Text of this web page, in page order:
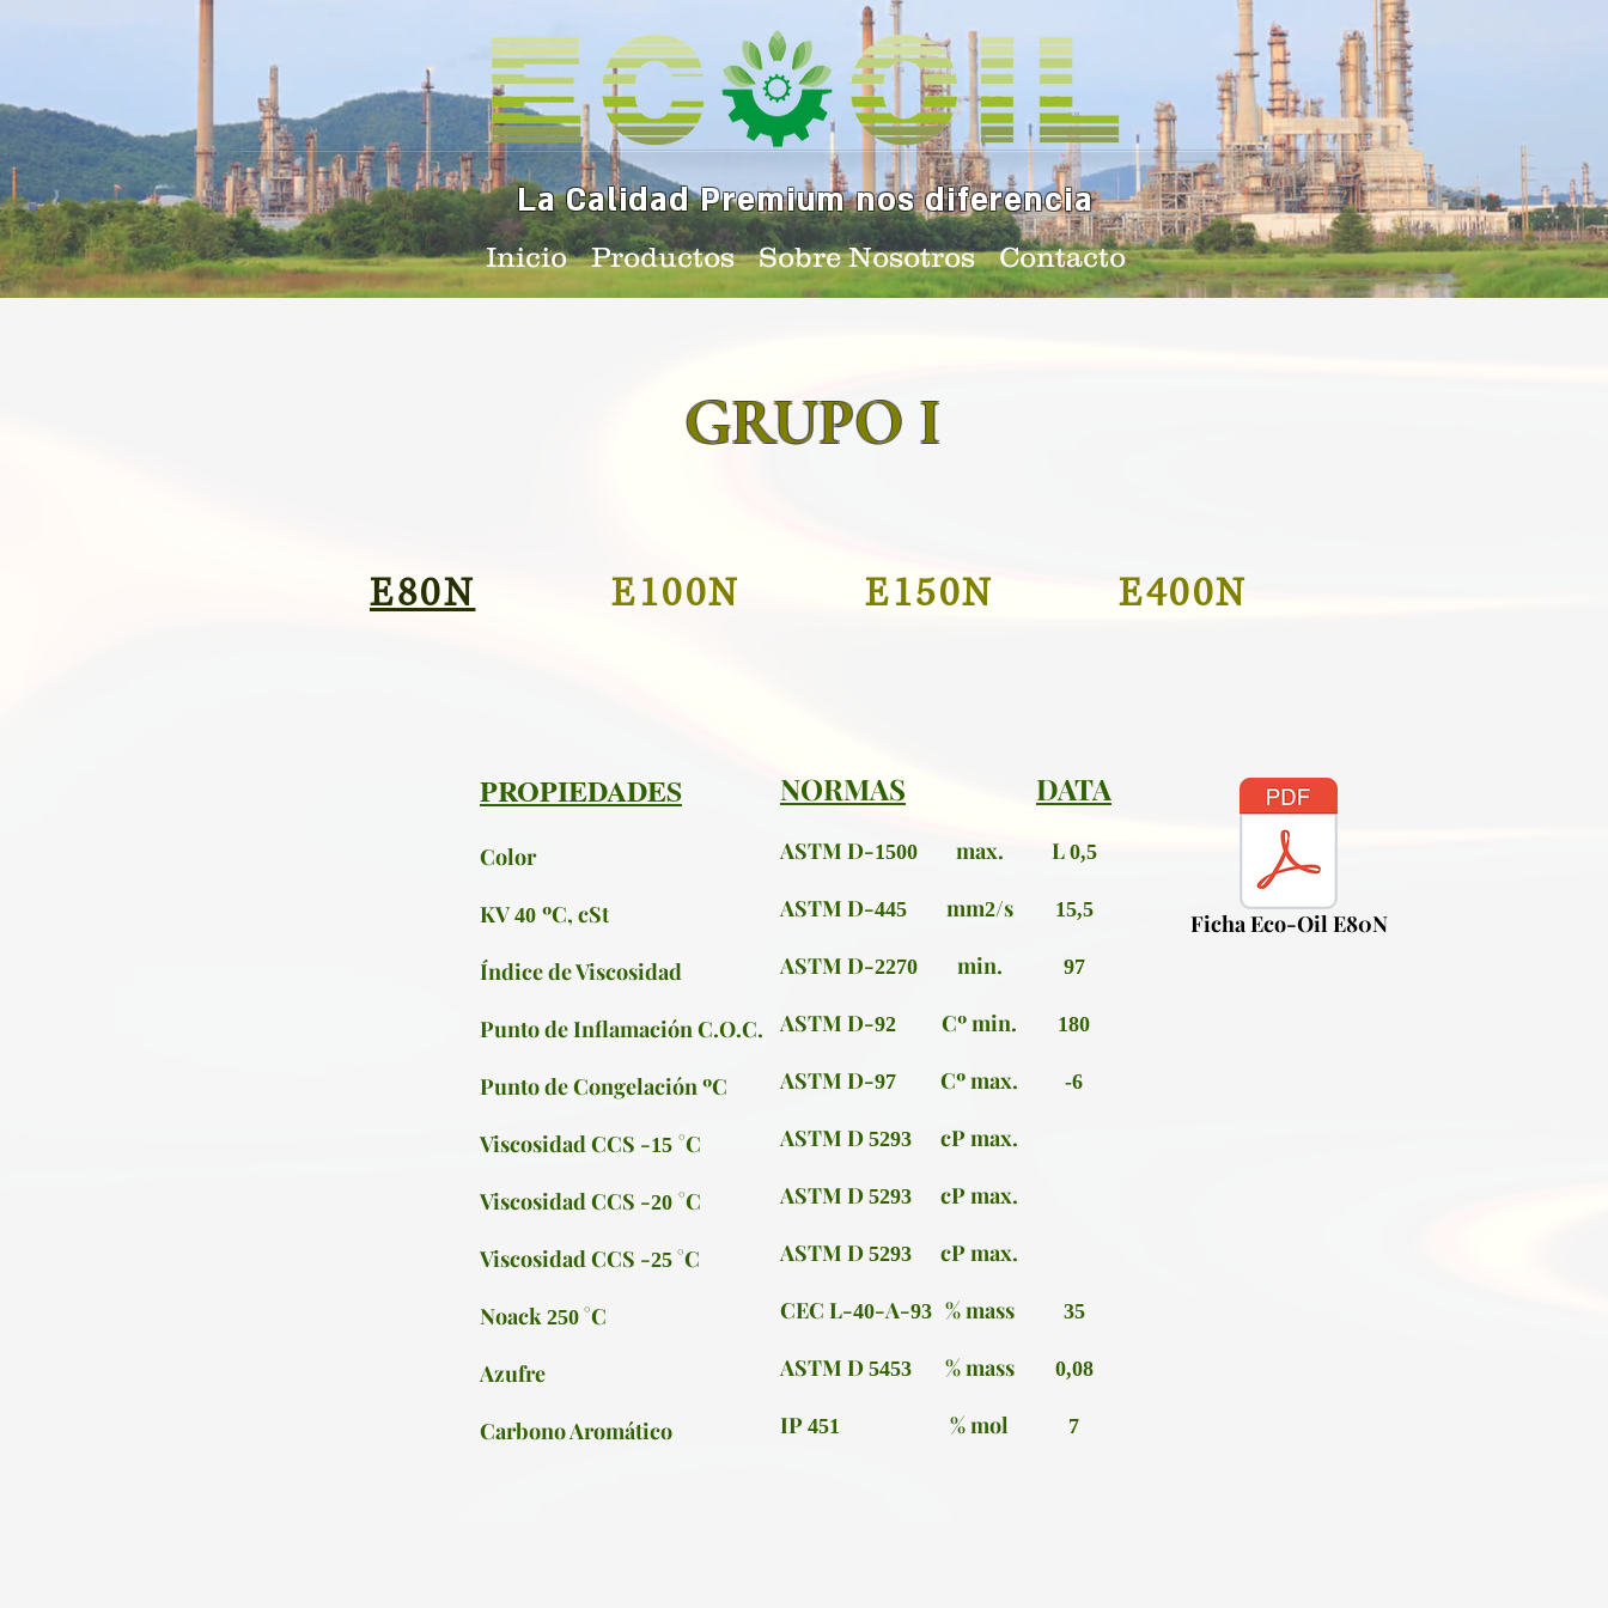
La Calidad Premium nos diferencia
Inicio Productos Sobre Nosotros Contacto
GRUPO I
E80N E100N E150N E400N
PROPIEDADES
Color
KV 40 ºC, cSt
Índice de Viscosidad
Punto de Inflamación C.O.C.
Punto de Congelación ºC
Viscosidad CCS -15 °C
Viscosidad CCS -20 °C
Viscosidad CCS -25 °C
Noack 250 °C
Azufre
Carbono Aromático
NORMAS
ASTM D-1500
ASTM D-445
ASTM D-2270
ASTM D-92
ASTM D-97
ASTM D 5293
ASTM D 5293
ASTM D 5293
CEC L-40-A-93
ASTM D 5453
IP 451
max.
mm2/s
min.
Cº min.
Cº max.
cP max.
cP max.
cP max.
% mass
% mass
% mol
DATA
L 0,5
15,5
97
180
-6
35
0,08
7
Ficha Eco-Oil E80N